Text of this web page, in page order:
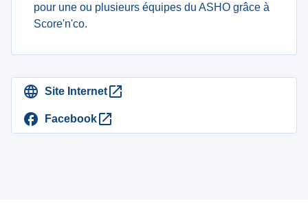
pour une ou plusieurs équipes du ASHO grâce à
Score'n'co.
Site Internet
Facebook